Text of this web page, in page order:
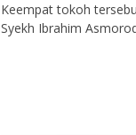
Keempat tokoh
Syekh Ibrahim